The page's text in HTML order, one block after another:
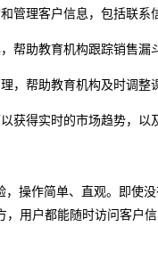
管理客户信息，包括联系
帮助教育机构跟踪销售漏
，帮助教育机构及时调整
获得实时的市场趋势，以
操作简单、直观。即使
用户都能随时访问客户信